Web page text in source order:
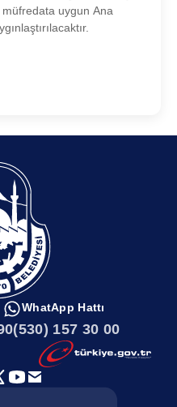
uygun Ana
WhatApp Hattı
157 30 00